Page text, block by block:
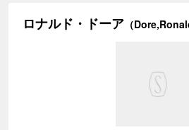
ロナルド・ドーア （